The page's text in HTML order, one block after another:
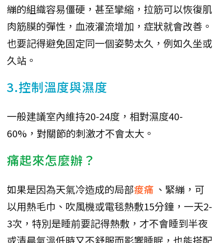
繃的組織容易僵硬，甚至攣縮，拉筋可以恢復肌
肉筋膜的彈性，血液灌流增加，症狀就會改善。
也要記得避免固定同一個姿勢太久，例如久坐或
久站。
3.控制溫度與濕度
一般建議室內維持20-24度，相對濕度40-
60%，對關節的刺激才不會太大。
痛起來怎麼辦？
如果是因為天氣冷造成的局部痠痛 、緊繃，可
以用熱毛巾、吹風機或電毯熱敷15分鐘，一天2-
3次，特別是睡前要記得熱敷，才不會睡到半夜